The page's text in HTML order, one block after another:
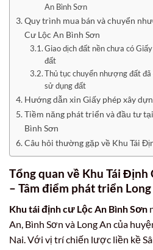
An Bình Sơn
Quy trình mua bán và chuyển
Cư Lộc An Bình Sơn
Giao dịch đất nền chưa có
đất
Thủ tục chuyển nhượng đất
sử dụng đất
Hướng dẫn xin Giấy phép xây
Tiềm năng phát triển và đầu tư
Bình Sơn
Câu hỏi thường gặp về Khu Tái
Tổng quan về Khu Tái Định
– Tâm điểm phát triển
Khu tái định cư Lộc An Bình Sơn
An, Bình Sơn và Long An của
Nai. Với vị trí chiến lược liền kề